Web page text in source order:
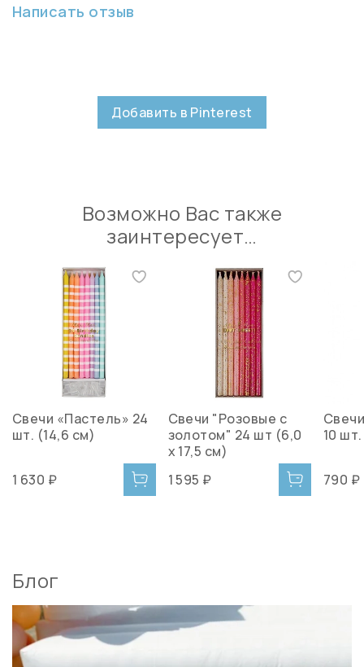
Написать отзыв
Добавить в Pinterest
Возможно Вас также
заинтересует…
Свечи «Пастель» 24
шт. (14,6 см)
1 630 ₽
Свечи "Розовые с
золотом" 24 шт (6,0
х 17,5 см)
1 595 ₽
10
790 ₽
Блог